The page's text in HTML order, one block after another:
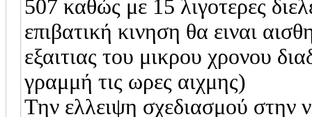
507 καθώς με 15 λιγοτερες
επιβατική κινηση θα ειναι
εξαιτιας του μικρου χρονου
γραμμή τις ωρες αιχμης)
Την ελλειψη σχεδιασμού στην